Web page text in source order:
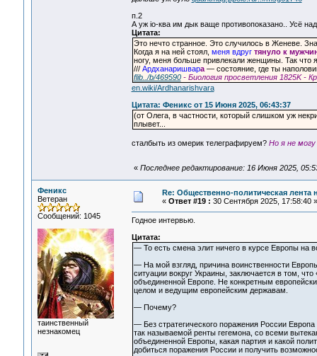
п.2
А уж io-ква им дык ваще противопоказано.. Усё
Цитата:
Это нечто странное. Это случилось в Женеве.
Когда я на ней стоял, меня вдруг тянуло к
ногу, меня больше привлекали женщины. Так что
/// Ардханаришвара— состояние, где ты
flib../b/469590 - Биология просветления 1825K -
en.wiki/Ardhanarishvara
Цитата: Феникс от 15 Июня 2025, 06:43:37
(от Олега, в частности, который слишком уж
плывет...
сталбыть из омерик телеграфируем? Но я не
« Последнее редактирование: 16 Июня 2025,
Феникс
Ветеран
Сообщений: 1045
таинственный
незнакомец
Re: Общественно-политическая лента
« Ответ #19 : 30 Сентября 2025, 17:58:40 »
Годное интервью.
Цитата:
— То есть смена элит ничего в курсе Европы на
— На мой взгляд, причина воинственности
ситуации вокруг Украины, заключается в том,
объединенной Европе. Не конкретным
целом и ведущим европейским державам.
— Почему?
— Без стратегического поражения России
так называемой ренты гегемона, со всеми
объединенной Европы, какая партия и какой
добиться поражения России и получить